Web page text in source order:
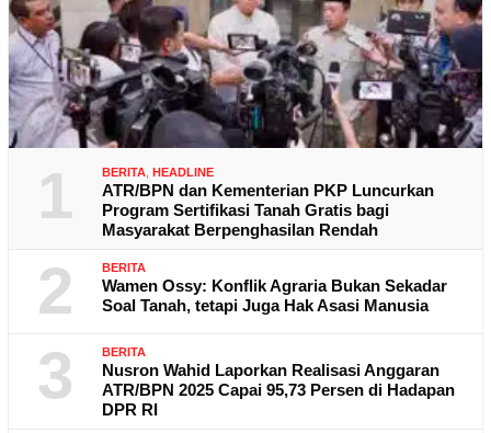
1 BERITA, HEADLINE
ATR/BPN dan Kementerian PKP Luncurkan
Program Sertifikasi Tanah Gratis bagi
Masyarakat Berpenghasilan Rendah
2 BERITA
Wamen Ossy: Konflik Agraria Bukan Sekadar
Soal Tanah, tetapi Juga Hak Asasi Manusia
3 BERITA
Nusron Wahid Laporkan Realisasi Anggaran
ATR/BPN 2025 Capai 95,73 Persen di Hadapan
DPR RI